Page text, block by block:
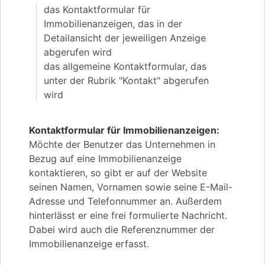
das Kontaktformular für
Immobilienanzeigen, das in der
Detailansicht der jeweiligen Anzeige
abgerufen wird
das allgemeine Kontaktformular, das
unter der Rubrik "Kontakt" abgerufen
wird
Kontaktformular für Immobilienanzeigen:
Möchte der Benutzer das Unternehmen in
Bezug auf eine Immobilienanzeige
kontaktieren, so gibt er auf der Website
seinen Namen, Vornamen sowie seine E-Mail-
Adresse und Telefonnummer an. Außerdem
hinterlässt er eine frei formulierte Nachricht.
Dabei wird auch die Referenznummer der
Immobilienanzeige erfasst.